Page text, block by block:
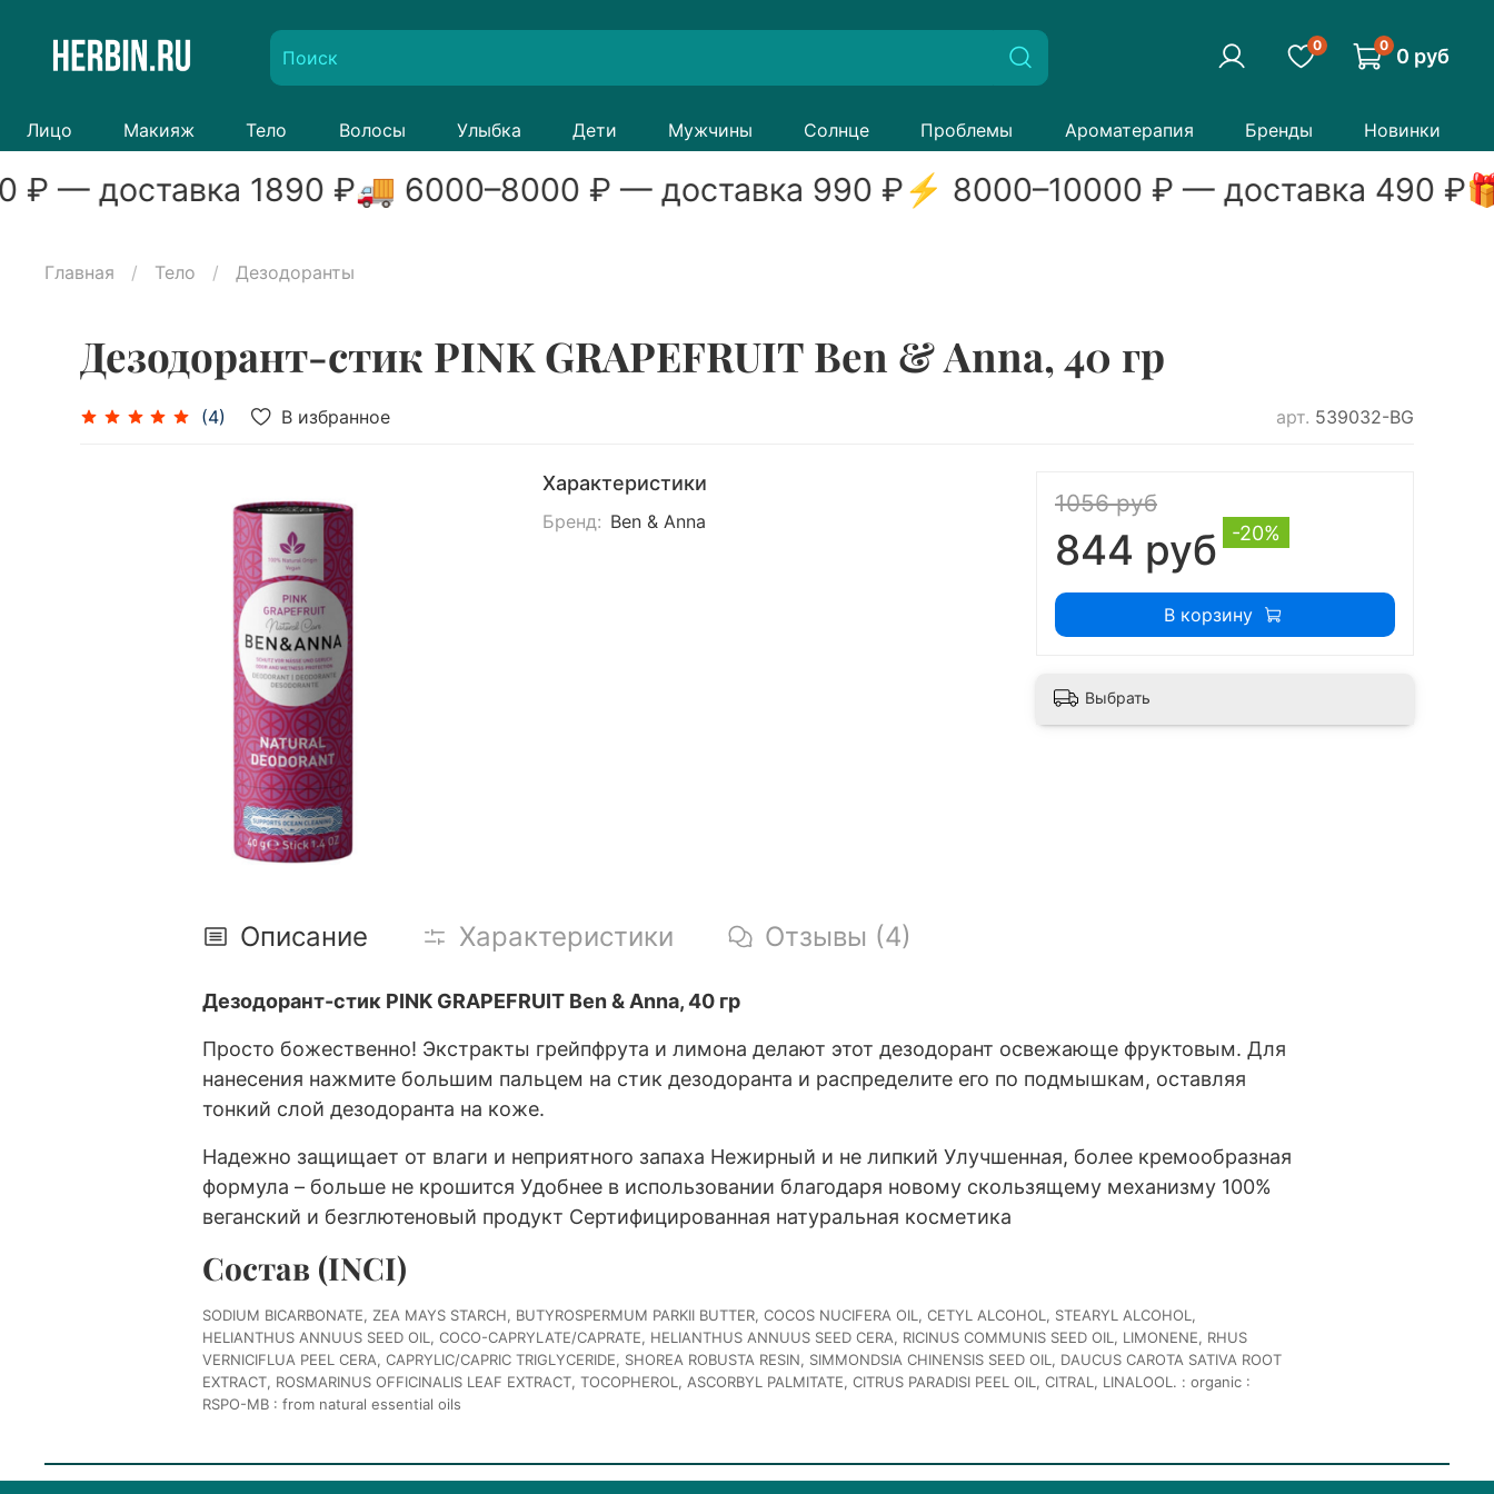
0 0 0 руб
Лицо Макияж Тело Волосы Улыбка Дети Мужчины Солнце Проблемы Ароматерапия Бренды Новинки
₽ — доставка 1890₽🚚 6000–8000₽ — доставка 990₽⚡ 8000–10000₽ — доставка 490₽
Главная Тело Дезодоранты
Дезодорант-стик PINK GRAPEFRUIT Ben & Anna, 40 гр
(4) В избранное арт. 539032-BG
Характеристики
Бренд: Ben & Anna
1056 руб
844 руб -20%
В корзину
Выбрать
Описание Характеристики Отзывы (4)
Дезодорант-стик PINK GRAPEFRUIT Ben & Anna, 40 гр
Просто божественно! Экстракты грейпфрута и лимона делают этот дезодорант освежающе фруктовым. Для
нанесения нажмите большим пальцем на стик дезодоранта и распределите его по подмышкам, оставляя
тонкий слой дезодоранта на коже.
Надежно защищает от влаги и неприятного запаха Нежирный и не липкий Улучшенная, более кремообразная
формула – больше не крошится Удобнее в использовании благодаря новому скользящему механизму 100%
веганский и безглютеновый продукт Сертифицированная натуральная косметика
Состав (INCI)
SODIUM BICARBONATE, ZEA MAYS STARCH, BUTYROSPERMUM PARKII BUTTER, COCOS NUCIFERA OIL, CETYL ALCOHOL, STEARYL ALCOHOL,
HELIANTHUS ANNUUS SEED OIL, COCO-CAPRYLATE/CAPRATE, HELIANTHUS ANNUUS SEED CERA, RICINUS COMMUNIS SEED OIL, LIMONENE, RHUS
VERNICIFLUA PEEL CERA, CAPRYLIC/CAPRIC TRIGLYCERIDE, SHOREA ROBUSTA RESIN, SIMMONDSIA CHINENSIS SEED OIL, DAUCUS CAROTA SATIVA ROOT
EXTRACT, ROSMARINUS OFFICINALIS LEAF EXTRACT, TOCOPHEROL, ASCORBYL PALMITATE, CITRUS PARADISI PEEL OIL, CITRAL, LINALOOL. : organic :
RSPO-MB : from natural essential oils